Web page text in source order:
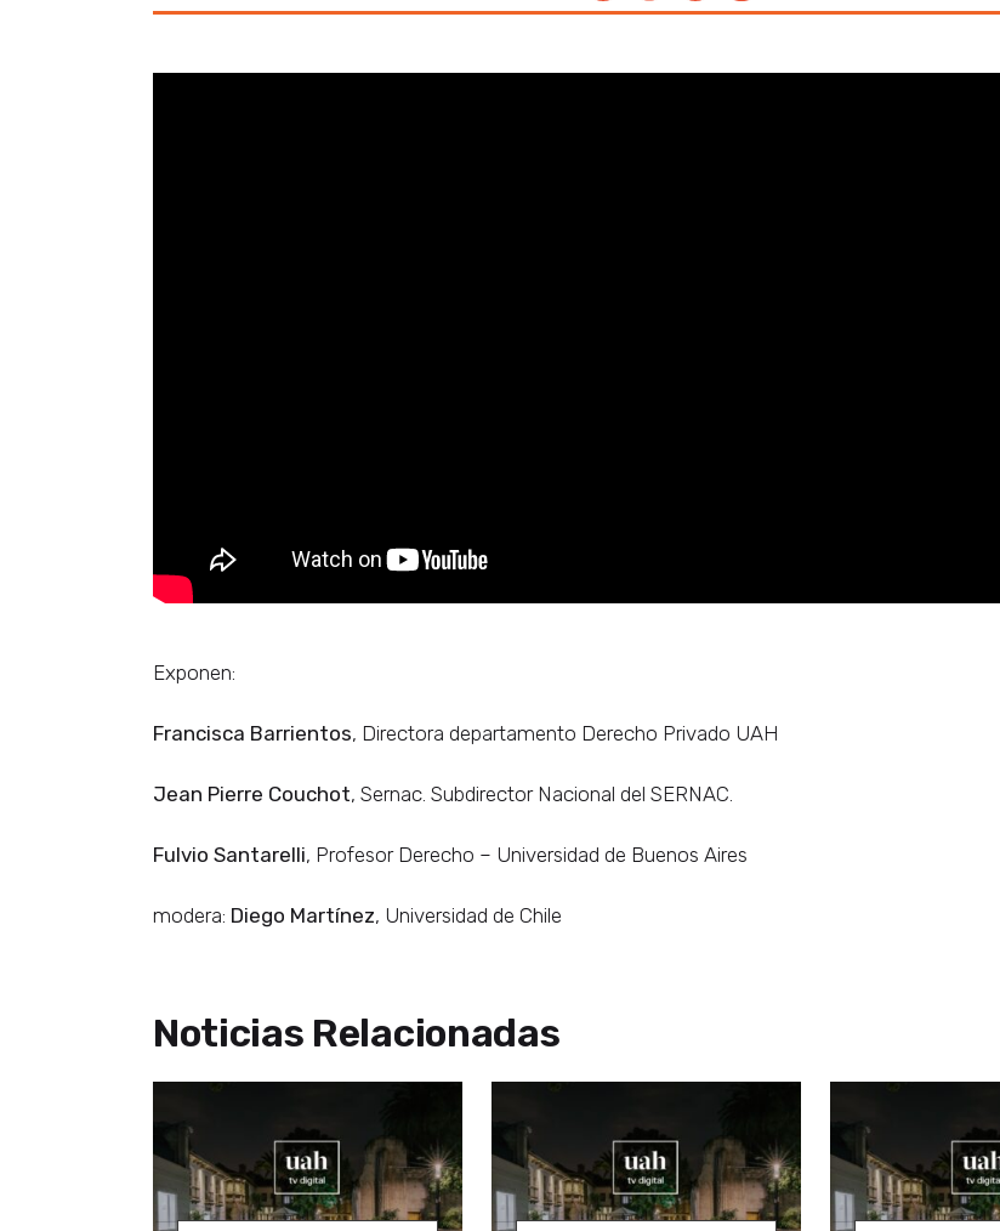
Exponen:
Francisca Barrientos, Directora departamento Derecho Privado UAH
Jean Pierre Couchot, Sernac. Subdirector Nacional del SERNAC.
Fulvio Santarelli, Profesor Derecho – Universidad de Buenos Aires
modera: Diego Martínez, Universidad de Chile
Noticias Relacionadas